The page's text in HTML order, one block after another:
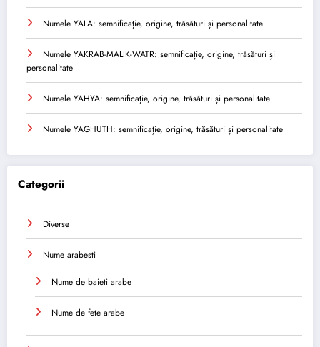
Numele YALA: semnificație, origine, trăsături și personalitate
Numele YAKRAB-MALIK-WATR: semnificație, origine, trăsături și
personalitate
Numele YAHYA: semnificație, origine, trăsături și personalitate
Numele YAGHUTH: semnificație, origine, trăsături și personalitate
Categorii
Diverse
Nume arabesti
Nume de baieti arabe
Nume de fete arabe